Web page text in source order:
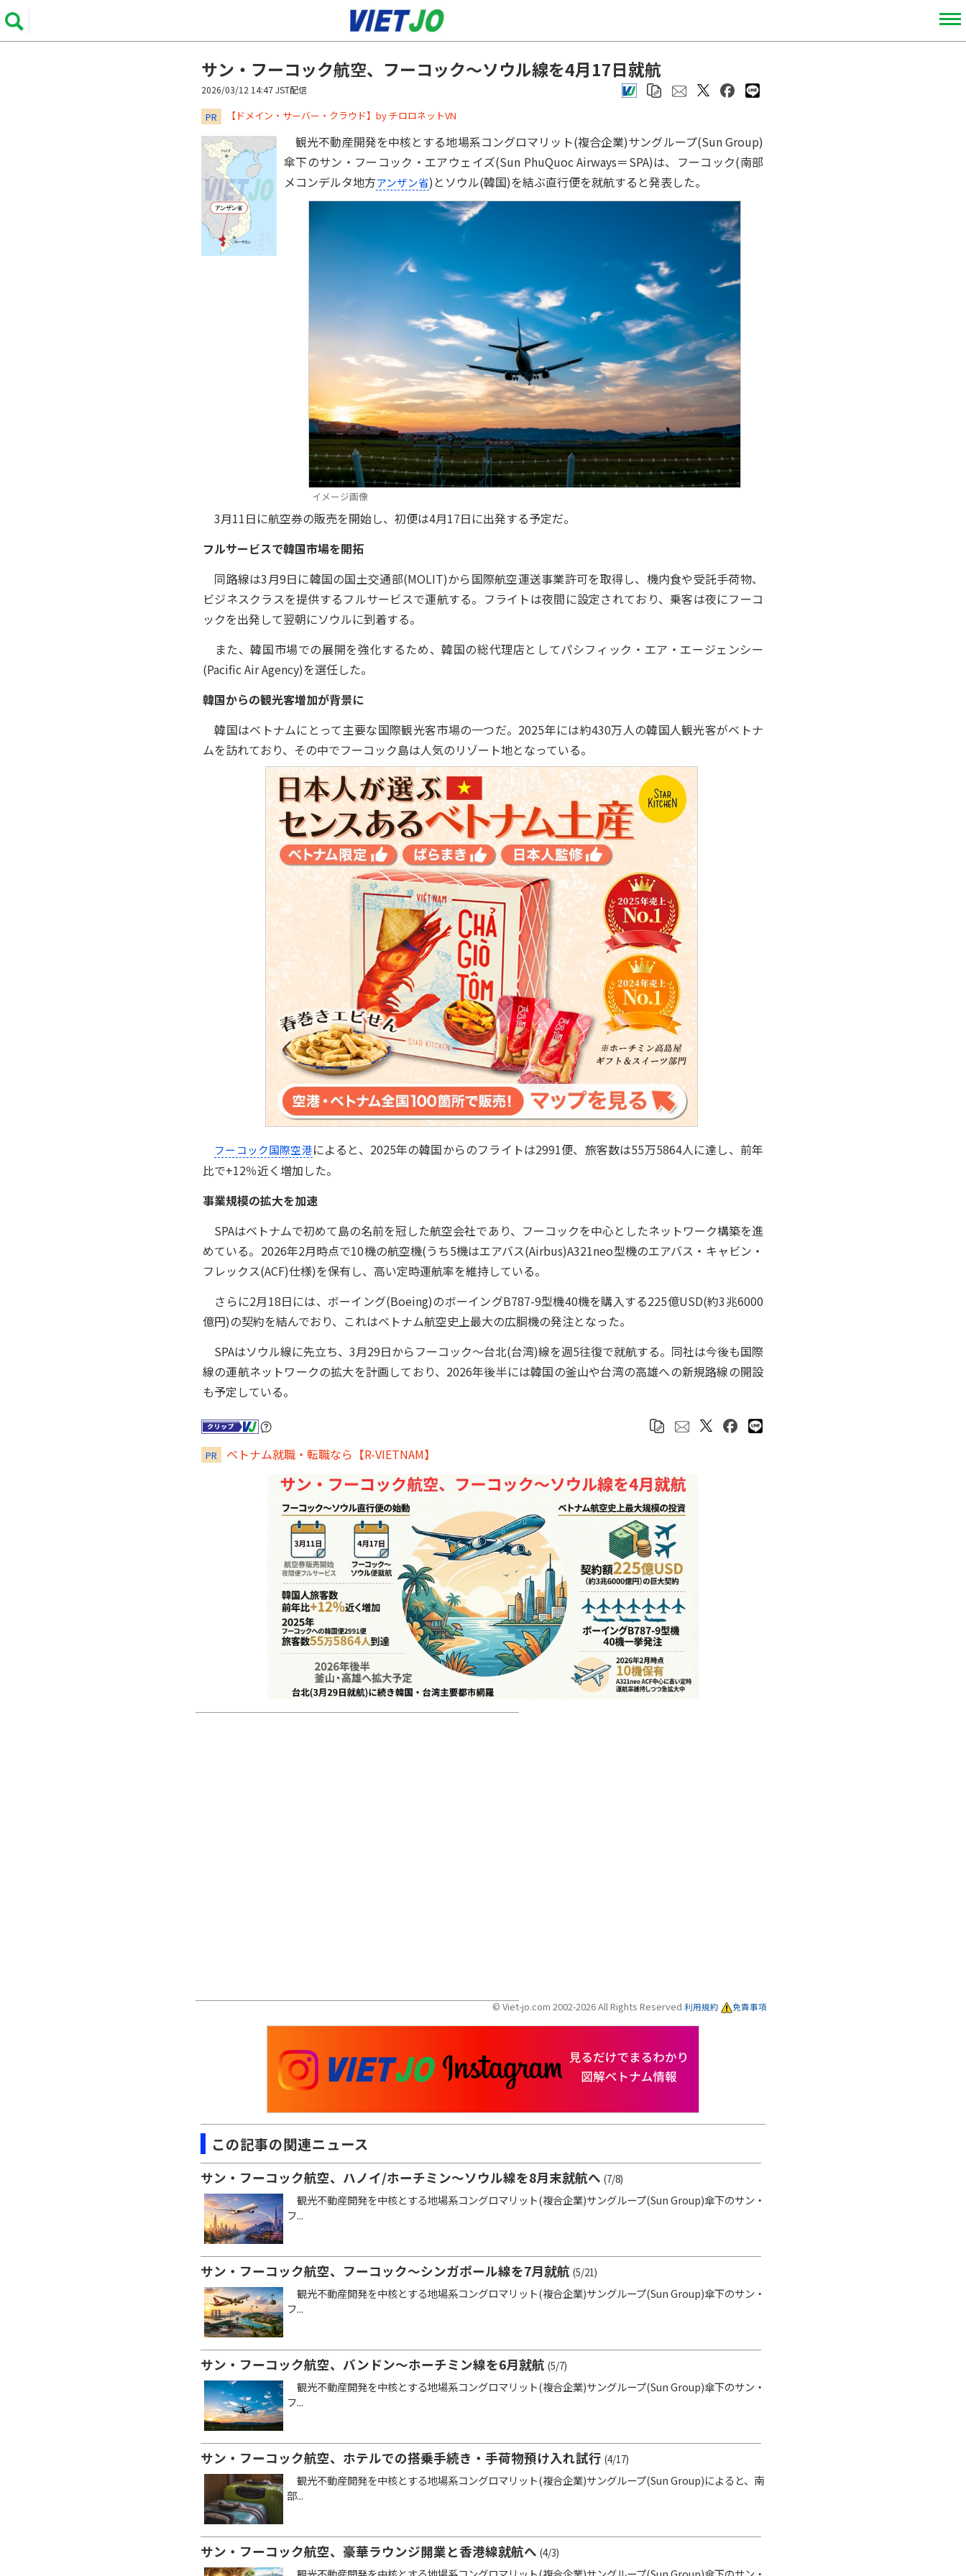
サン・フーコック航空、フーコック～ソウル線を4月17日就航
2026/03/12 14:47 JST配信
PR ​​​​​​​【ドメイン・サーバー・クラウド】by チロロネットVN
観光不動産開発を中核とする地場系コングロマリット(複合企業)サングループ(Sun Group)
傘下のサン・フーコック・エアウェイズ(Sun PhuQuoc Airways＝SPA)は、フーコック(南部
メコンデルタ地方アンザン省)とソウル(韓国)を結ぶ直行便を就航すると発表した。
イメージ画像
3月11日に航空券の販売を開始し、初便は4月17日に出発する予定だ。
フルサービスで韓国市場を開拓
同路線は3月9日に韓国の国土交通部(MOLIT)から国際航空運送事業許可を取得し、機内食や受託手荷物、
ビジネスクラスを提供するフルサービスで運航する。フライトは夜間に設定されており、乗客は夜にフーコ
ックを出発して翌朝にソウルに到着する。
また、韓国市場での展開を強化するため、韓国の総代理店としてパシフィック・エア・エージェンシー
(Pacific Air Agency)を選任した。
韓国からの観光客増加が背景に
韓国はベトナムにとって主要な国際観光客市場の一つだ。2025年には約430万人の韓国人観光客がベトナ
ムを訪れており、その中でフーコック島は人気のリゾート地となっている。
フーコック国際空港によると、2025年の韓国からのフライトは2991便、旅客数は55万5864人に達し、前年
比で+12％近く増加した。
事業規模の拡大を加速
SPAはベトナムで初めて島の名前を冠した航空会社であり、フーコックを中心としたネットワーク構築を進
めている。2026年2月時点で10機の航空機(うち5機はエアバス(Airbus)A321neo型機のエアバス・キャビン・
フレックス(ACF)仕様)を保有し、高い定時運航率を維持している。
さらに2月18日には、ボーイング(Boeing)のボーイングB787-9型機40機を購入する225億USD(約3兆6000
億円)の契約を結んでおり、これはベトナム航空史上最大の広胴機の発注となった。
SPAはソウル線に先立ち、3月29日からフーコック～台北(台湾)線を週5往復で就航する。同社は今後も国際
線の運航ネットワークの拡大を計画しており、2026年後半には韓国の釜山や台湾の高雄への新規路線の開設
も予定している。
PR ベトナム就職・転職なら【R-VIETNAM】
© Viet-jo.com 2002-2026 All Rights Reserved 利用規約 免責事項
この記事の関連ニュース
サン・フーコック航空、ハノイ/ホーチミン～ソウル線を8月末就航へ (7/8)
観光不動産開発を中核とする地場系コングロマリット(複合企業)サングループ(Sun Group)傘下のサン・
フ...
サン・フーコック航空、フーコック～シンガポール線を7月就航 (5/21)
観光不動産開発を中核とする地場系コングロマリット(複合企業)サングループ(Sun Group)傘下のサン・
フ...
サン・フーコック航空、バンドン～ホーチミン線を6月就航 (5/7)
観光不動産開発を中核とする地場系コングロマリット(複合企業)サングループ(Sun Group)傘下のサン・
フ...
サン・フーコック航空、ホテルでの搭乗手続き・手荷物預け入れ試行 (4/17)
観光不動産開発を中核とする地場系コングロマリット(複合企業)サングループ(Sun Group)によると、南
部...
サン・フーコック航空、豪華ラウンジ開業と香港線就航へ (4/3)